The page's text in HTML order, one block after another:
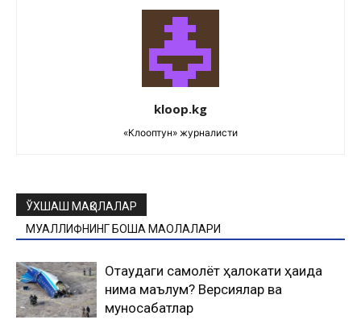
kloop.kg
«Клооптун» журналисти
ЎХШАШ МАҚОЛАЛАР
МУАЛЛИФНИНГ БОШҚА МАҚОЛАЛАРИ
Оқтаудаги самолёт ҳалокати ҳақида
нима маълум? Версиялар ва
муносабатлар